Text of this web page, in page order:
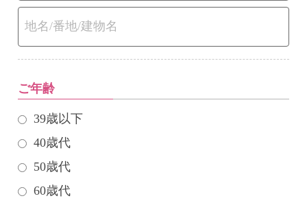
ご年齢
39歳以下
40歳代
50歳代
60歳代